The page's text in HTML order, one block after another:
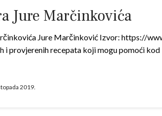
Jure Marčinkovića
Jure Marčinković Izvor: https://
i provjerenih recepata koji mogu pomoći
2019.